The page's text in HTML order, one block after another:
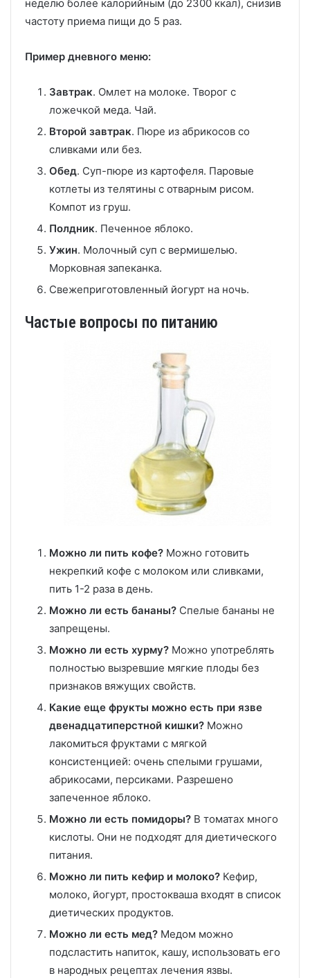
неделю более калорийным (до 2300 ккал), снизив
частоту приема пищи до 5 раз.
Пример дневного меню:
Завтрак. Омлет на молоке. Творог с
ложечкой меда. Чай.
Второй завтрак. Пюре из абрикосов со
сливками или без.
Обед. Суп-пюре из картофеля. Паровые
котлеты из телятины с отварным рисом.
Компот из груш.
Полдник. Печенное яблоко.
Ужин. Молочный суп с вермишелью.
Морковная запеканка.
Свежеприготовленный йогурт на ночь.
Частые вопросы по питанию
Можно ли пить кофе? Можно готовить
некрепкий кофе с молоком или сливками,
пить 1-2 раза в день.
Можно ли есть бананы? Спелые бананы не
запрещены.
Можно ли есть хурму? Можно употреблять
полностью вызревшие мягкие плоды без
признаков вяжущих свойств.
Какие еще фрукты можно есть при язве
двенадцатиперстной кишки? Можно
лакомиться фруктами с мягкой
консистенцией: очень спелыми грушами,
абрикосами, персиками. Разрешено
запеченное яблоко.
Можно ли есть помидоры? В томатах много
кислоты. Они не подходят для диетического
питания.
Можно ли пить кефир и молоко? Кефир,
молоко, йогурт, простокваша входят в список
диетических продуктов.
Можно ли есть мед? Медом можно
подсластить напиток, кашу, использовать его
в народных рецептах лечения язвы.